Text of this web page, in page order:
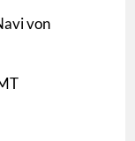
von